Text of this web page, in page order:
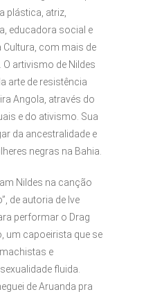
plástica, atriz,
educadora social e
Cultura, com mais de
artivismo de Nildes
arte de resistência
Angola, através do
e do ativismo. Sua
da ancestralidade e
negras na Bahia.
Nildes na canção
de autoria de Ive
performar o Drag
um capoeirista que se
e
fluida.
de Aruanda pra